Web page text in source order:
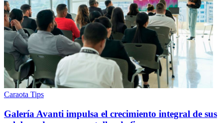
Caraota Tips
Galería Avanti impulsa el crecimiento integral de sus